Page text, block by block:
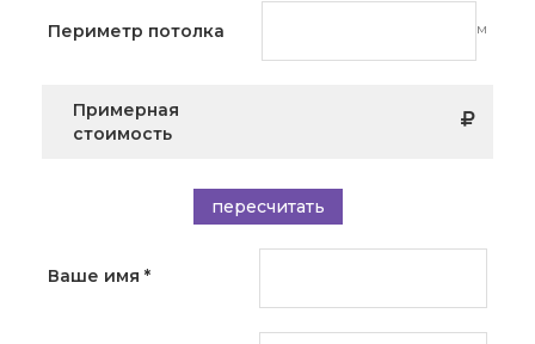
Периметр потолка м
Примерная
стоимость
пересчитать
Ваше имя *